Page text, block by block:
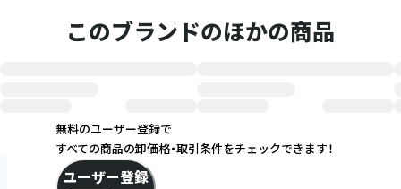
このブランドのほかの商品
無料のユーザー登録で
すべての商品の卸価格・取引条件をチェックできます！
ユーザー登録